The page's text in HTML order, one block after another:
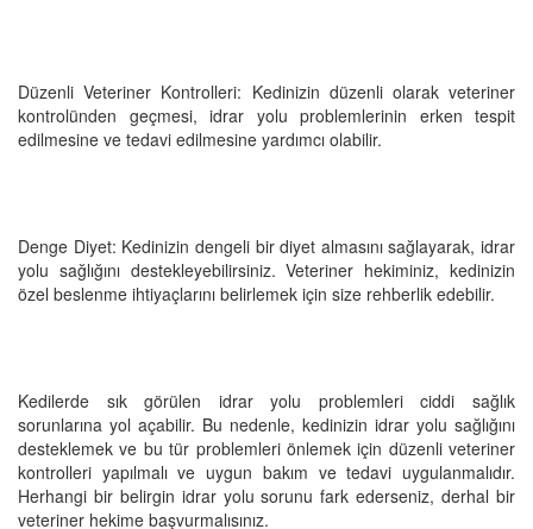
Düzenli Veteriner Kontrolleri: Kedinizin düzenli olarak veteriner
kontrolünden geçmesi, idrar yolu problemlerinin erken tespit
edilmesine ve tedavi edilmesine yardımcı olabilir.
Denge Diyet: Kedinizin dengeli bir diyet almasını sağlayarak, idrar
yolu sağlığını destekleyebilirsiniz. Veteriner hekiminiz, kedinizin
özel beslenme ihtiyaçlarını belirlemek için size rehberlik edebilir.
Kedilerde sık görülen idrar yolu problemleri ciddi sağlık
sorunlarına yol açabilir. Bu nedenle, kedinizin idrar yolu sağlığını
desteklemek ve bu tür problemleri önlemek için düzenli veteriner
kontrolleri yapılmalı ve uygun bakım ve tedavi uygulanmalıdır.
Herhangi bir belirgin idrar yolu sorunu fark ederseniz, derhal bir
veteriner hekime başvurmalısınız.